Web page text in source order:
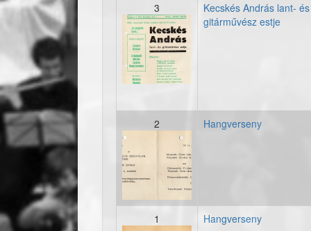
3
Kecskés András lant- és
gitárművész estje
2 Hangverseny
1 Hangverseny